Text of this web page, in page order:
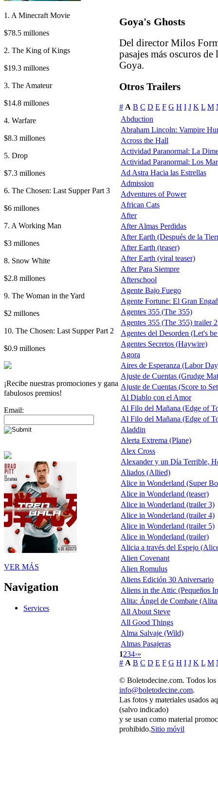
1. A Minecraft Movie
$78.5 millones
2. The King of Kings
$19.3 millones
3. The Amateur
$14.8 millones
4. Warfare
$8.3 millones
5. Drop
$7.3 millones
6. The Chosen: Last Supper Part 3
$6 millones
7. A Working Man
$3 millones
8. Snow White
$2.8 millones
9. The Woman in the Yard
$2 millones
10. The Chosen: Last Supper Part 2
$0.9 millones
¡Recibe nuestras promociones y gana
fabulosos premios!
Email:
VER MÁS
Navigation
Services
Goya's Ghosts
Del director Milos
pasajes más oscuros
Goya.
Otros Trailers
# A B C D E F G H I J K L M
Abduction
Abraham Lincoln: Vampire
Across the Hall
Actividad Paranormal: La
Actividad Paranormal: Los
Ad Astra Hacia las Estrellas
Admission
Adventures of Power
African Cats
After
After Almas Perdidas
After Earth (Después de la
After Earth (teaser)
After Earth (viral teaser)
After Para Siempre
Afterschool
Agente Bajo Fuego
Agente Fortune: El Gran
Agentes 355 (The 355)
Agentes 355 (The 355) trailer 2
Agentes del Desorden (Let's
Agentes Secretos (Haywire)
Agora
Aires de Esperanza (Labor
Ajuste de Cuentas (Grudge
Ajuste de Cuentas (Score to
Al Diablo con el Amor
Al Filo del Mañana (Edge of
Al Filo del Mañana (Edge of
Aladdin
Alerta Extrema (Plane)
Alex Cross
Alexander y un Día Terrible,
Aliados (Allied)
Alice in Wonderland (Super
Alice in Wonderland (teaser)
Alice in Wonderland (trailer 3)
Alice in Wonderland (trailer 4)
Alice in Wonderland (trailer 5)
Alice in Wonderland (trailer)
Alicia a través del Espejo
Alien Covenant
Alien Romulus
Aliens Edición 30 Aniversario
Aliens in the Attic (Pequeños
Alita: Ángel de Combate
All About Steve
All Good Things
Alma Salvaje (Wild)
Almas Pasajeras
1234›»
# A B C D E F G H I J K L M
© Boletodecine.com. Todos los
info@boletodecine.com.
Las fotos y materiales usados
(salvo indicado)
y se usan como material
prohibido.Sitio móvil